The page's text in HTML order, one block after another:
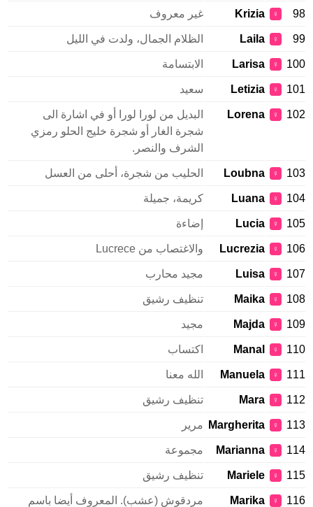
98
♀
Krizia غير معروف
99
♀
Laila الظلام الجمال، ولدت في الليل
100
♀
Larisa الابتسامة
101
♀
Letizia سعيد
102
♀
Lorena
البديل من لورا لورا أو في اشارة الى
شجرة الغار أو شجرة خليج الحلو رمزي
الشرف والنصر.
103
♀
Loubna الحليب من شجرة، أحلى من العسل
104
♀
Luana كريمة، جميلة
105
♀
Lucia إضاءة
106
♀
Lucrezia والاغتصاب من Lucrece
107
♀
Luisa مجيد محارب
108
♀
Maika تنظيف رشيق
109
♀
Majda مجيد
110
♀
Manal اكتساب
111
♀
Manuela الله معنا
112
♀
Mara تنظيف رشيق
113
♀
Margherita مرير
114
♀
Marianna مجموعة
115
♀
Mariele تنظيف رشيق
116
♀
Marika
مردقوش (عشب). المعروف أيضا باسم